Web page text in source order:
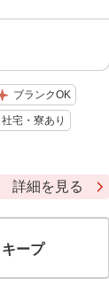
ブランクOK
社宅・寮あり
詳細を見る
キープ